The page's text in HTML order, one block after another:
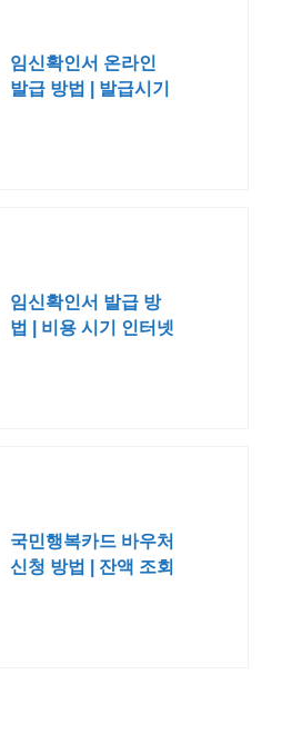
임신확인서 온라인
발급 방법 | 발급시기
임신확인서 발급 방
법 | 비용 시기 인터넷
국민행복카드 바우처
신청 방법 | 잔액 조회